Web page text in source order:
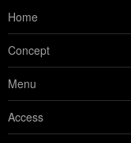
Home
Concept
Menu
Access